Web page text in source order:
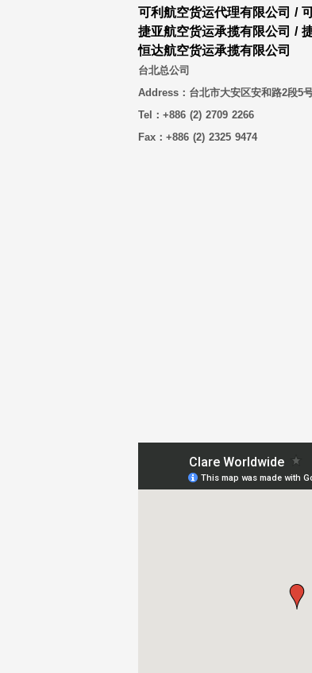
可利航空货运代理有限公司 /
捷亚航空货运承揽有限公司 /
恒达航空货运承揽有限公司
台北总公司
Address：台北市大安区安和路2段5
Tel：+886 (2) 2709 2266
Fax：+886 (2) 2325 9474